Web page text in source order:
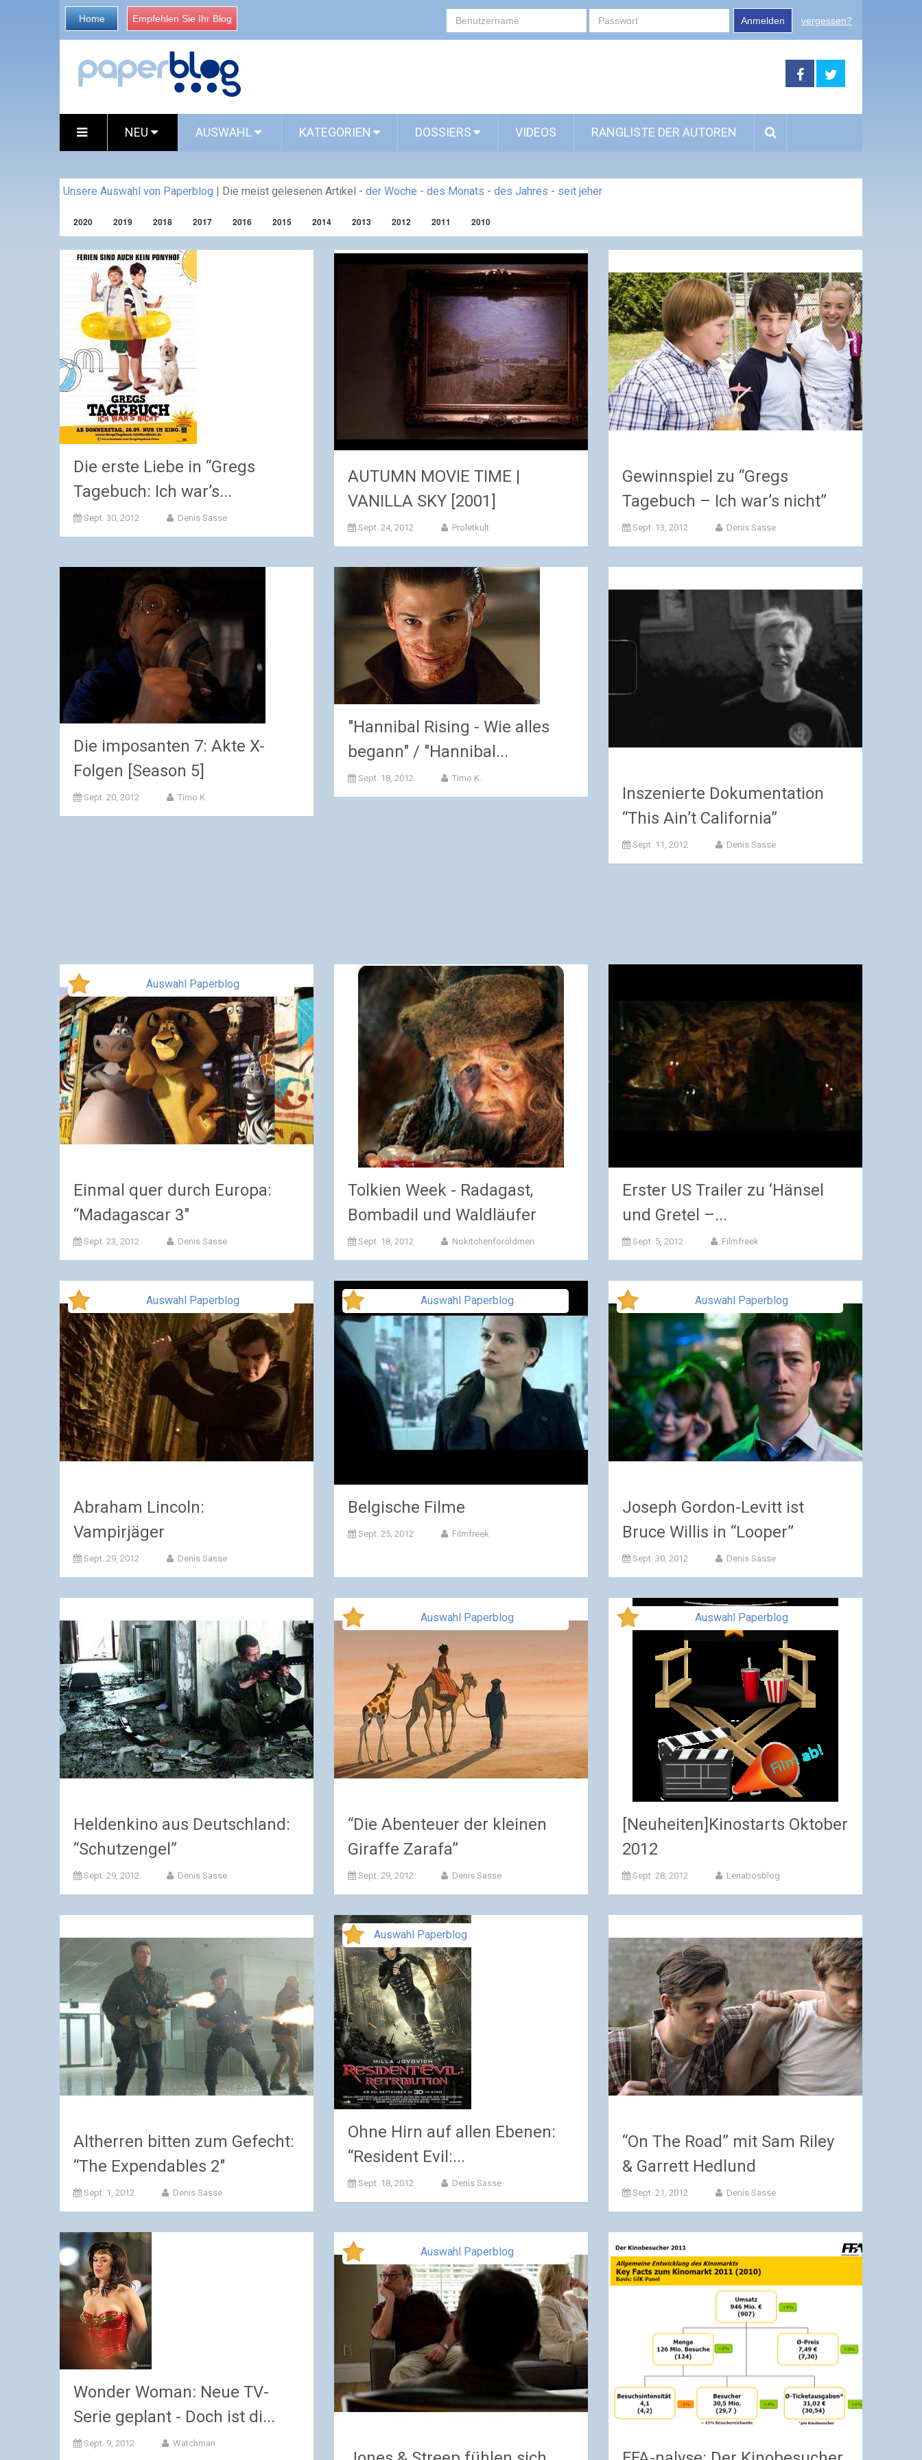
Home Empfehlen Sie Ihr Blog Anmelden vergessen?
NEU AUSWAHL KATEGORIEN DOSSIERS VIDEOS RANGLISTE DER AUTOREN
Unsere Auswahl von Paperblog | Die meist gelesenen Artikel - der Woche - des Monats - des Jahres - seit jeher
2020 2019 2018 2017 2016 2015 2014 2013 2012 2011 2010
Die erste Liebe in “Gregs
Tagebuch: Ich war’s...
Sept. 30, 2012 Denis Sasse
AUTUMN MOVIE TIME |
VANILLA SKY [2001]
Sept. 24, 2012 Proletkult
Gewinnspiel zu “Gregs
Tagebuch – Ich war’s nicht”
Sept. 13, 2012 Denis Sasse
Die imposanten 7: Akte X-
Folgen [Season 5]
Sept. 20, 2012 Timo K.
"Hannibal Rising - Wie alles
begann" / "Hannibal...
Sept. 18, 2012 Timo K.
Inszenierte Dokumentation
“This Ain’t California”
Sept. 11, 2012 Denis Sasse
Auswahl Paperblog
Einmal quer durch Europa:
“Madagascar 3″
Sept. 23, 2012 Denis Sasse
Tolkien Week - Radagast,
Bombadil und Waldläufer
Sept. 18, 2012 Nokitchenforoldmen
Erster US Trailer zu ‘Hänsel
und Gretel –...
Sept. 5, 2012 Filmfreek
Auswahl Paperblog
Abraham Lincoln:
Vampirjäger
Sept. 29, 2012 Denis Sasse
Auswahl Paperblog
Belgische Filme
Sept. 25, 2012 Filmfreek
Auswahl Paperblog
Joseph Gordon-Levitt ist
Bruce Willis in “Looper”
Sept. 30, 2012 Denis Sasse
Heldenkino aus Deutschland:
“Schutzengel”
Sept. 29, 2012 Denis Sasse
Auswahl Paperblog
“Die Abenteuer der kleinen
Giraffe Zarafa”
Sept. 29, 2012 Denis Sasse
Auswahl Paperblog
[Neuheiten]Kinostarts Oktober
2012
Sept. 28, 2012 Lenabosblog
Altherren bitten zum Gefecht:
“The Expendables 2″
Sept. 1, 2012 Denis Sasse
Auswahl Paperblog
Ohne Hirn auf allen Ebenen:
“Resident Evil:...
Sept. 18, 2012 Denis Sasse
“On The Road” mit Sam Riley
& Garrett Hedlund
Sept. 21, 2012 Denis Sasse
Wonder Woman: Neue TV-
Serie geplant - Doch ist di...
Sept. 9, 2012 Watchman
Auswahl Paperblog